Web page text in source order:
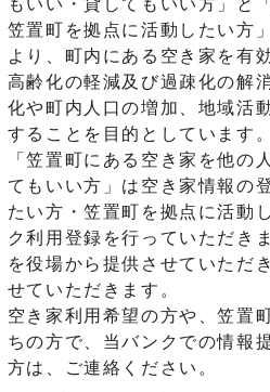
笠置町を拠点に活動したい方
より、町内にある空き家を有
高齢化の軽減及び過疎化の解
化や町内人口の増加、地域活
することを目的としています。
「笠置町にある空き家を他の
てもいい方」は空き家情報の
たい方・笠置町を拠点に活動
ク利用登録を行っていただき
を役場から提供させていただ
せていただきます。
空き家利用希望の方や、笠置
ちの方で、当バンクでの情報
方は、ご連絡ください。